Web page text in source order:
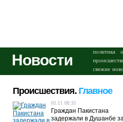
Новости политика
свежие
Происшествия. Главное
05.11 08:35
Граждан Пакистана
задержали в Душанбе